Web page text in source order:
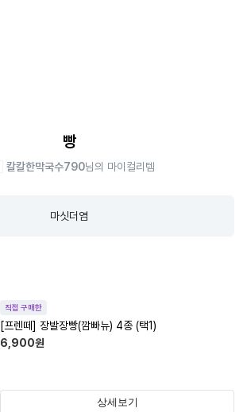
빵
칼칼한막국수790님의 마이컬리템
마싯더염
직접 구매한
[프렌떼] 장발장빵(깜빠뉴) 4종 (택1)
6,900원
상세보기